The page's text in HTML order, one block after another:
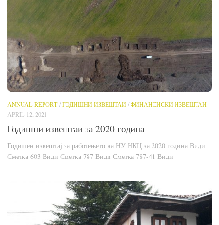
ANNUAL REPORT/ГОДИШНИ ИЗВЕШТАИ/ФИНАНСИСКИ ИЗВЕШТАИ
APRIL 12, 2021
Годишни извештаи за 2020 година
Годишен извештај за работењето на НУ НКЦ за 2020 година Види
Сметка 603 Види Сметка 787 Види Сметка 787-41 Види